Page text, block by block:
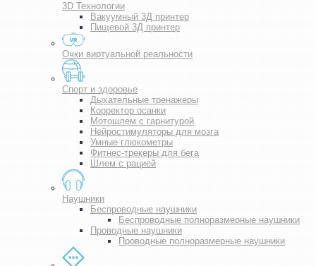
3D Технологии
Вакуумный 3Д принтер
Пищевой 3Д принтер
Очки виртуальной реальности
Спорт и здоровье
Дыхательные тренажеры
Корректор осанки
Мотошлем с гарнитурой
Нейростимуляторы для мозга
Умные глюкометры
Фитнес-трекеры для бега
Шлем с рацией
Наушники
Беспроводные наушники
Беспроводные полноразмерные наушники
Проводные наушники
Проводные полноразмерные наушники